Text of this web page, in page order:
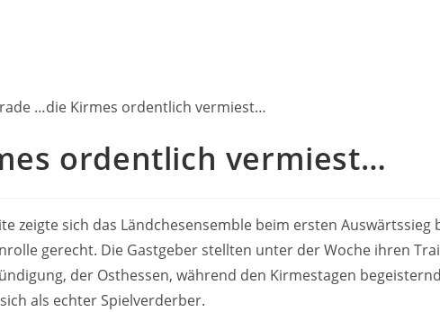
ordentlich vermiest…
zeigte sich das Ländchesensemble beim ersten
gerecht. Die Gastgeber stellten unter der Woche ihren
der Osthessen, während den Kirmestagen
als echter Spielverderber.